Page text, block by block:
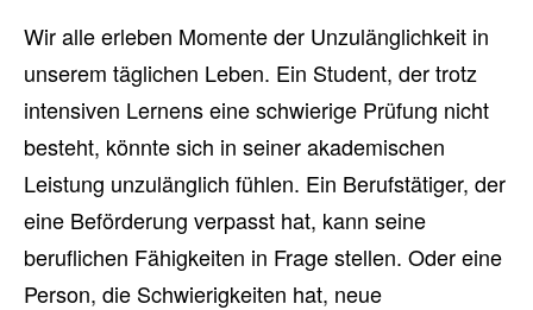
Wir alle erleben Momente der Unzulänglichkeit in
unserem täglichen Leben. Ein Student, der trotz
intensiven Lernens eine schwierige Prüfung nicht
besteht, könnte sich in seiner akademischen
Leistung unzulänglich fühlen. Ein Berufstätiger, der
eine Beförderung verpasst hat, kann seine
beruflichen Fähigkeiten in Frage stellen. Oder eine
Person, die Schwierigkeiten hat, neue